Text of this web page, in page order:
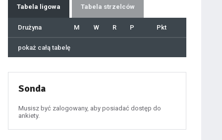
Tabela ligowa Tabela strzelców
Drużyna M W R P Pkt
pokaż całą tabelę
Sonda
Musisz być zalogowany, aby posiadać dostęp do
ankiety.